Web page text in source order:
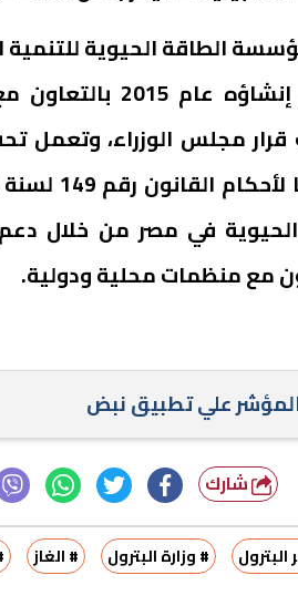
الطاقة الحيوية للتنمية
هادف للربح تم
قرار مجلس الوزراء، وتعمل
الحيوية في مصر من خلال
مع منظمات محلية ودولية.
علي تطبيق نبض
شارك
البترول # وزارة البترول # الغاز